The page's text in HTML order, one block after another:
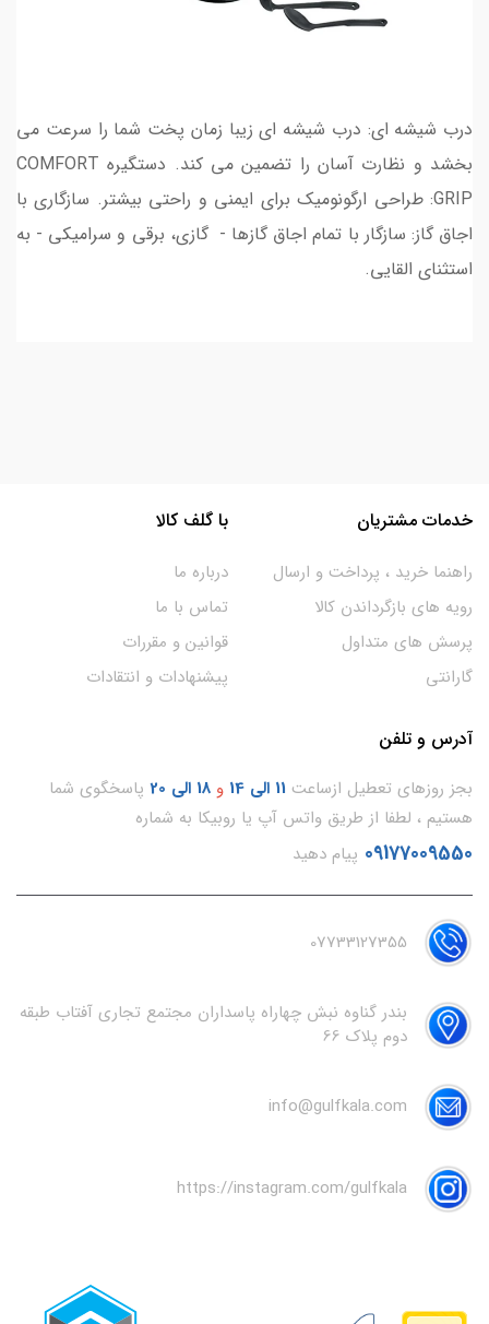
درب شیشه ای: درب شیشه ای زیبا زمان پخت شما را سرعت می
بخشد و نظارت آسان را تضمین می کند. دستگیره COMFORT
GRIP: طراحی ارگونومیک برای ایمنی و راحتی بیشتر. سازگاری با
اجاق گاز: سازگار با تمام اجاق گازها - گازی، برقی و سرامیکی - به
استثنای القایی.
خدمات مشتریان
راهنما خرید ، پرداخت و ارسال
رویه های بازگرداندن کالا
پرسش های متداول
گارانتی
با گلف کالا
درباره ما
تماس با ما
قوانین و مقررات
پیشنهادات و انتقادات
آدرس و تلفن
بجز روزهای تعطیل ازساعت 11 الی 14 و 18 الی 20
پاسخگوی شما
هستیم ، لطفا از طریق واتس آپ یا روبیکا به شماره
09177009550 پیام دهید
07733127355
بندر گناوه نبش چهاراه پاسداران مجتمع تجاری آفتاب طبقه
دوم پلاک 66
info@gulfkala.com
https://instagram.com/gulfkala